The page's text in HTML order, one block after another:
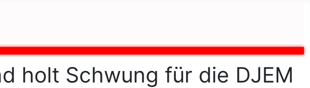
holt Schwung für die DJEM